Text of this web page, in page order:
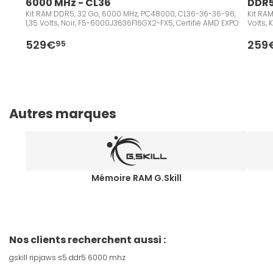
6000 MHz - CL36
Kit RAM DDR5, 32 Go, 6000 MHz, PC48000, CL36-36-36-96,
1,35 Volts, Noir, F5-6000J3636F16GX2-FX5, Certifié AMD EXPO
529€95
Kit
Volts,
Autres marques
Mémoire RAM G.Skill
Nos clients recherchent aussi :
gskill ripjaws s5 ddr5 6000 mhz